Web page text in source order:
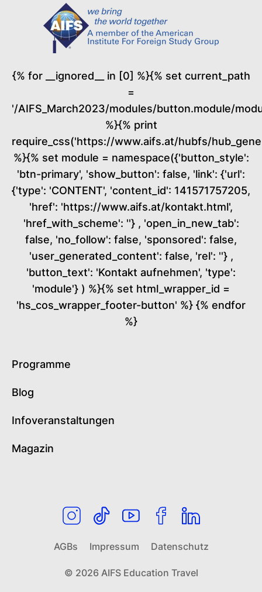
{% for __ignored__ in [0] %}{% set current_path
=
'/AIFS_March2023/modules/button.module/
%}{% print
require_css('https://www.aifs.at/hubfs/
%}{% set module = namespace({'button_style':
'btn-primary', 'show_button': false, 'link': {'url':
{'type': 'CONTENT', 'content_id': 141571757205,
'href': 'https://www.aifs.at/kontakt.html',
'href_with_scheme': ''} , 'open_in_new_tab':
false, 'no_follow': false, 'sponsored': false,
'user_generated_content': false, 'rel': ''} ,
'button_text': 'Kontakt aufnehmen', 'type':
'module'} ) %}{% set html_wrapper_id =
'hs_cos_wrapper_footer-button' %} {% endfor
%}
Programme
Blog
Infoveranstaltungen
Magazin
AGBs Impressum Datenschutz
© 2026 AIFS Education Travel